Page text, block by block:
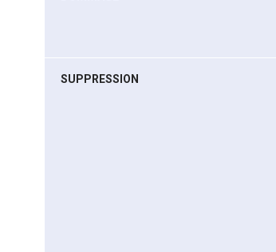
SUPPRESSION